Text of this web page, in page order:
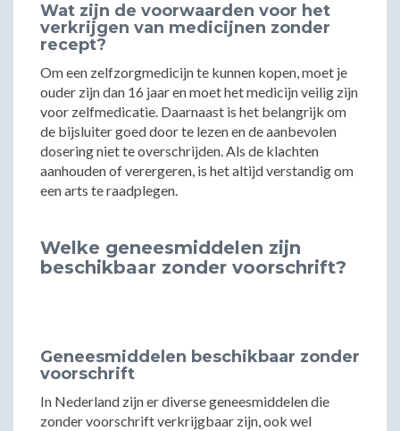
Wat zijn de voorwaarden voor het
verkrijgen van medicijnen zonder
recept?
Om een zelfzorgmedicijn te kunnen kopen, moet je
ouder zijn dan 16 jaar en moet het medicijn veilig zijn
voor zelfmedicatie. Daarnaast is het belangrijk om
de bijsluiter goed door te lezen en de aanbevolen
dosering niet te overschrijden. Als de klachten
aanhouden of verergeren, is het altijd verstandig om
een arts te raadplegen.
Welke geneesmiddelen zijn
beschikbaar zonder voorschrift?
Geneesmiddelen beschikbaar zonder
voorschrift
In Nederland zijn er diverse geneesmiddelen die
zonder voorschrift verkrijgbaar zijn, ook wel